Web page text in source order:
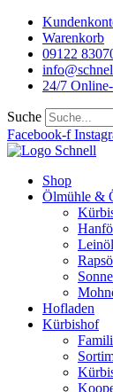
Warenkorb
09122
24/7
Suche
Facebook-f
Shop
Ölmühle &
Leinöl
Hofladen
Kürbishof